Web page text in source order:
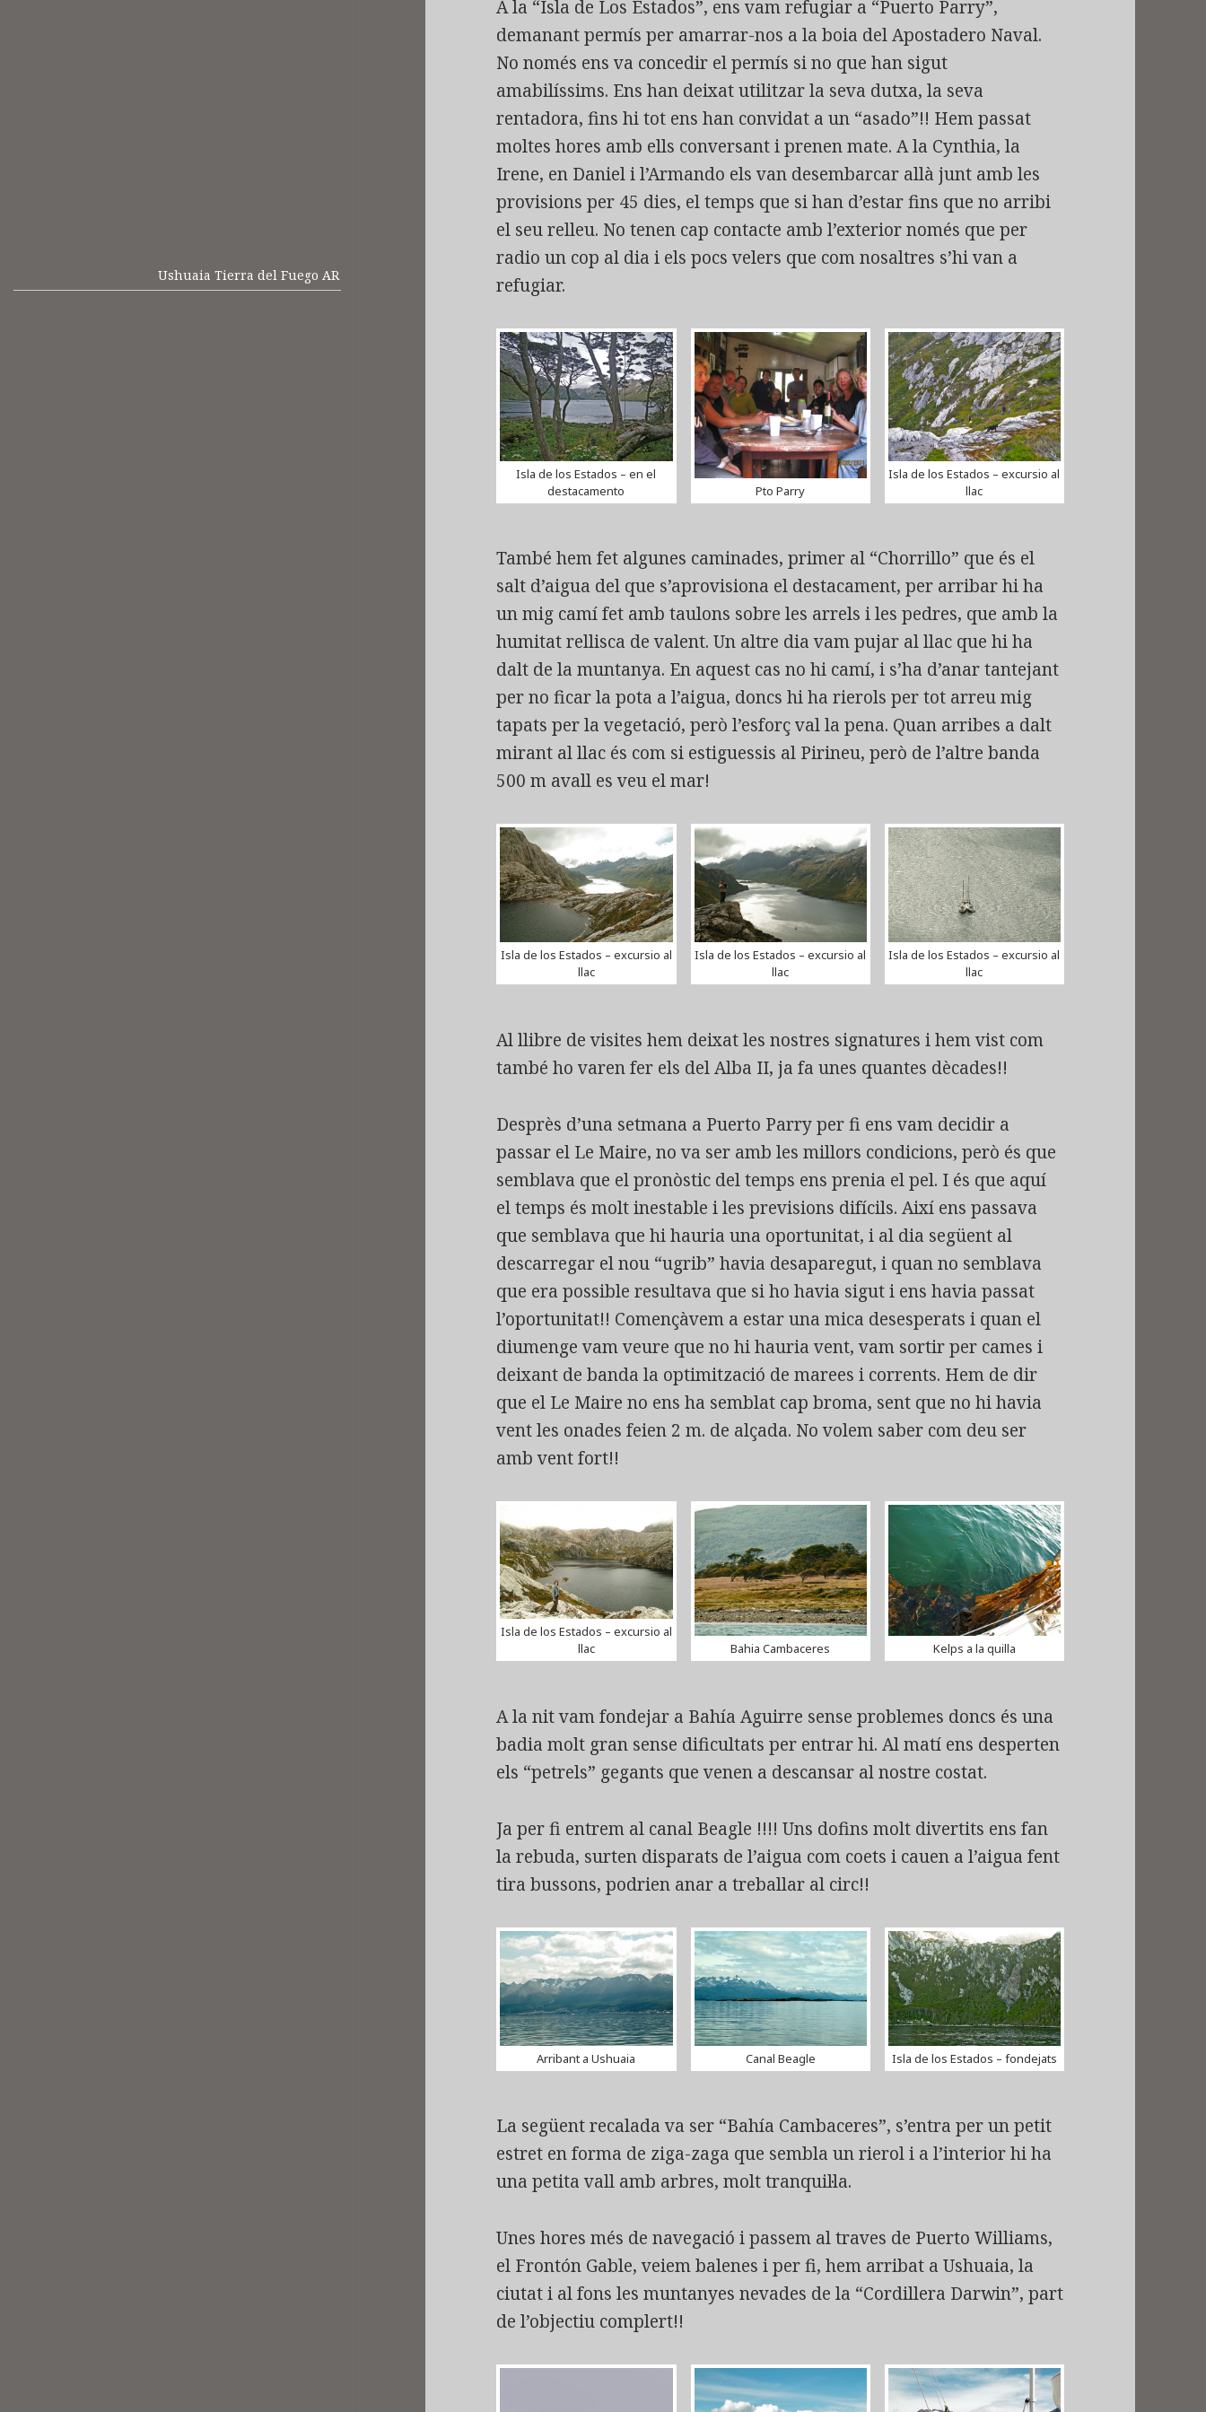
Ushuaia Tierra del Fuego AR
A la “Isla de Los Estados”, ens vam refugiar a “Puerto Parry”,
demanant permís per amarrar-nos a la boia del Apostadero Naval.
No només ens va concedir el permís si no que han sigut
amabilíssims. Ens han deixat utilitzar la seva dutxa, la seva
rentadora, fins hi tot ens han convidat a un “asado”!! Hem passat
moltes hores amb ells conversant i prenen mate. A la Cynthia, la
Irene, en Daniel i l’Armando els van desembarcar allà junt amb les
provisions per 45 dies, el temps que si han d’estar fins que no arribi
el seu relleu. No tenen cap contacte amb l’exterior només que per
radio un cop al dia i els pocs velers que com nosaltres s’hi van a
refugiar.
Isla de los Estados – en el
destacamento
Pto Parry
Isla de los Estados – excursio al
llac
També hem fet algunes caminades, primer al “Chorrillo” que és el
salt d’aigua del que s’aprovisiona el destacament, per arribar hi ha
un mig camí fet amb taulons sobre les arrels i les pedres, que amb la
humitat rellisca de valent. Un altre dia vam pujar al llac que hi ha
dalt de la muntanya. En aquest cas no hi camí, i s’ha d’anar tantejant
per no ficar la pota a l’aigua, doncs hi ha rierols per tot arreu mig
tapats per la vegetació, però l’esforç val la pena. Quan arribes a dalt
mirant al llac és com si estiguessis al Pirineu, però de l’altre banda
500 m avall es veu el mar!
Isla de los Estados – excursio al
llac
Isla de los Estados – excursio al
llac
Isla de los Estados – excursio al
llac
Al llibre de visites hem deixat les nostres signatures i hem vist com
també ho varen fer els del Alba II, ja fa unes quantes dècades!!
Desprès d’una setmana a Puerto Parry per fi ens vam decidir a
passar el Le Maire, no va ser amb les millors condicions, però és que
semblava que el pronòstic del temps ens prenia el pel. I és que aquí
el temps és molt inestable i les previsions difícils. Així ens passava
que semblava que hi hauria una oportunitat, i al dia següent al
descarregar el nou “ugrib” havia desaparegut, i quan no semblava
que era possible resultava que si ho havia sigut i ens havia passat
l’oportunitat!! Començàvem a estar una mica desesperats i quan el
diumenge vam veure que no hi hauria vent, vam sortir per cames i
deixant de banda la optimització de marees i corrents. Hem de dir
que el Le Maire no ens ha semblat cap broma, sent que no hi havia
vent les onades feien 2 m. de alçada. No volem saber com deu ser
amb vent fort!!
Isla de los Estados – excursio al
llac
Bahia Cambaceres Kelps a la quilla
A la nit vam fondejar a Bahía Aguirre sense problemes doncs és una
badia molt gran sense dificultats per entrar hi. Al matí ens desperten
els “petrels” gegants que venen a descansar al nostre costat.
Ja per fi entrem al canal Beagle !!!! Uns dofins molt divertits ens fan
la rebuda, surten disparats de l’aigua com coets i cauen a l’aigua fent
tira bussons, podrien anar a treballar al circ!!
Arribant a Ushuaia Canal Beagle Isla de los Estados – fondejats
La següent recalada va ser “Bahía Cambaceres”, s’entra per un petit
estret en forma de ziga-zaga que sembla un rierol i a l’interior hi ha
una petita vall amb arbres, molt tranquil·la.
Unes hores més de navegació i passem al traves de Puerto Williams,
el Frontón Gable, veiem balenes i per fi, hem arribat a Ushuaia, la
ciutat i al fons les muntanyes nevades de la “Cordillera Darwin”, part
de l’objectiu complert!!